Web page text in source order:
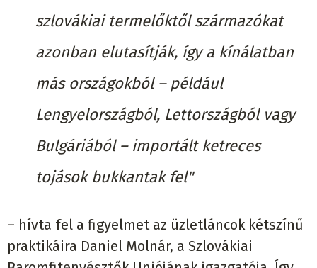
szlovákiai termelőktől származókat
azonban elutasítják, így a kínálatban
más országokból – például
Lengyelországból, Lettországból vagy
Bulgáriából – importált ketreces
tojások bukkantak fel"
– hívta fel a figyelmet az üzletláncok kétszínű
praktikáira Daniel Molnár, a Szlovákiai